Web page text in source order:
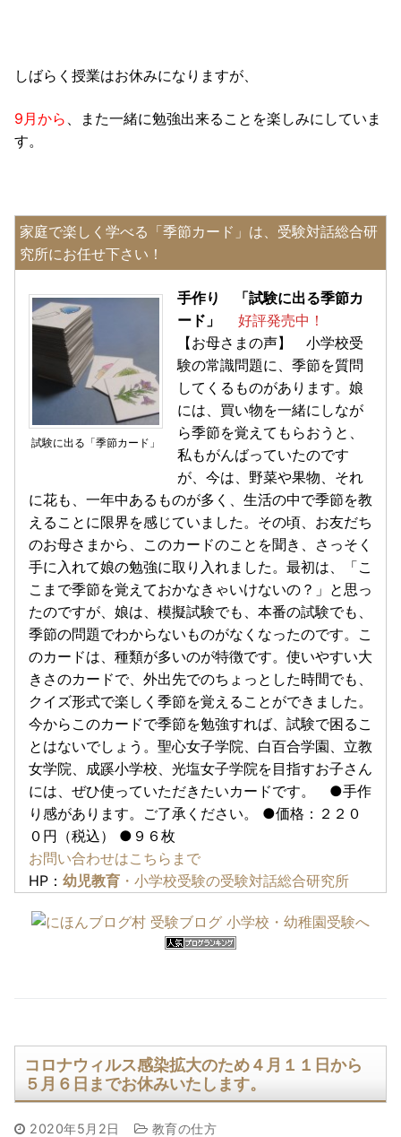
しばらく授業はお休みになりますが、
9月から 、また一緒に勉強出来ることを楽しみにしていま
す。
家庭で楽しく学べる「季節カード」は、受験対話総合研
究所にお任せ下さい！
試験に出る「季節カード」
手作り 「試験に出る季節カ
ード」 好評発売中！
【お母さまの声】 小学校受
験の常識問題に、季節を質問
してくるものがあります。娘
には、買い物を一緒にしなが
ら季節を覚えてもらおうと、
私もがんばっていたのです
が、今は、野菜や果物、それ
に花も、一年中あるものが多く、生活の中で季節を教
えることに限界を感じていました。その頃、お友だち
のお母さまから、このカードのことを聞き、さっそく
手に入れて娘の勉強に取り入れました。最初は、「こ
こまで季節を覚えておかなきゃいけないの？」と思っ
たのですが、娘は、模擬試験でも、本番の試験でも、
季節の問題でわからないものがなくなったのです。こ
のカードは、種類が多いのが特徴です。使いやすい大
きさのカードで、外出先でのちょっとした時間でも、
クイズ形式で楽しく季節を覚えることができました。
今からこのカードで季節を勉強すれば、試験で困るこ
とはないでしょう。聖心女子学院、白百合学園、立教
女学院、成蹊小学校、光塩女子学院を目指すお子さん
には、ぜひ使っていただきたいカードです。 ●手作
り感があります。ご了承ください。 ●価格：２２０
０円（税込） ●９６枚
お問い合わせはこちらまで
HP： 幼児教育 ・小学校受験の受験対話総合研究所
コロナウィルス感染拡大のため４月１１日から
５月６日までお休みいたします。
2020年5月2日 教育の仕方